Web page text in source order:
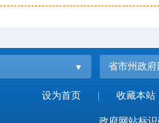
省市州政府
设为首页 收藏本站